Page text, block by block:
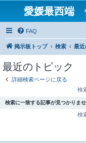
愛媛最西端
FAQ
掲示板トップ 検索 最近
最近のトピック
詳細検索ページに戻る
検
検索に一致する記事が見つかりま
検